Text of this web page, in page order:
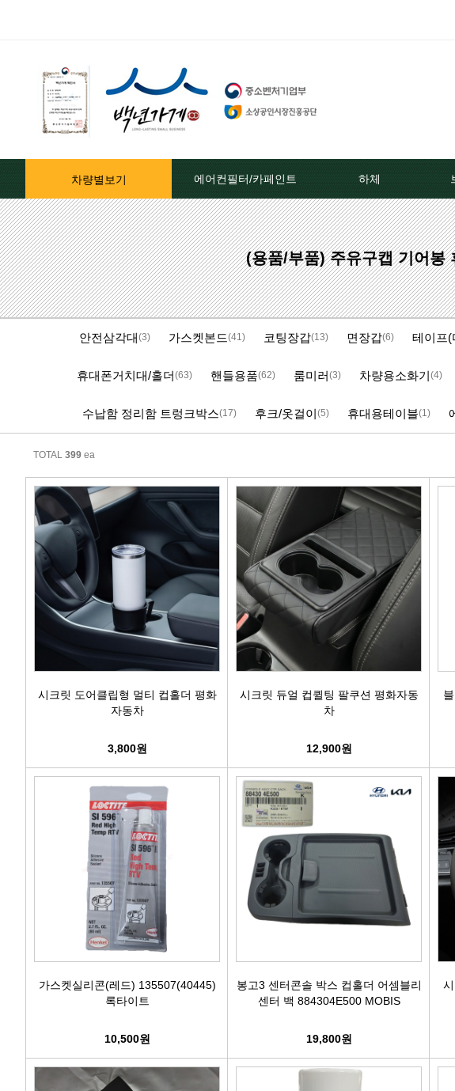
차량별보기 에어컨필터/카페인트
자동차페인트/차종별
자동차페인트/색상코드별
대영카페인트
퍼티[빠데]/콤파운드
에어컨필터[모비스]
에어컨필터[ACDELCO]
에어컨필터[쌍용]
에어컨필터[유성]
에어컨필터[헤파필터]
에어컨필터[한온/한라]
에어컨필터[SKY]
에어컨필터[카비스]
하체
TPMS센서
클러치커버/디스크[
클러치커버/디스크[
클러치케이블
빽/파킹케이블
클러치마스타[대
로어암/어퍼암[동남]
어시스트암[동남]
로어암/어퍼암[재제
허브베어링
쇼바마운트
어시스트암 -CTR-
타이로드엔드CTR-
베
(용품/부품) 주유구캡 기어봉
안전삼각대(3) 가스켓본드(41) 코팅장갑(13) 면장갑(6) 테이프(
휴대폰거치대/홀더(63) 핸들용품(62) 룸미러(3) 차량용소화기(4)
수납함 정리함 트렁크박스(17) 후크/옷걸이(5) 휴대용테이블(1)
TOTAL 399 ea
시크릿 도어클립형 멀티 컵홀더 평화
자동차
3,800원
시크릿 듀얼 컵퀼팅 팔쿠션 평화자동
차
12,900원
가스켓실리콘(레드) 135507(40445)
록타이트
10,500원
봉고3 센터콘솔 박스 컵홀더 어셈블리
센터 백 884304E500 MOBIS
19,800원